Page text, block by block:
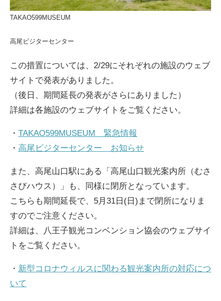
TAKAO599MUSEUM
高尾ビジターセンター
この措置については、2/29にそれぞれの施設のウェブ
サイトで発表がありました。
（後日、期間延長の発表がさらにありました）
詳細は各施設のウェブサイトをご覧ください。
・ TAKAO599MUSEUM 緊急情報
・ 高尾ビジターセンター お知らせ
また、高尾山口駅にある「高尾山口観光案内所（むさ
さびハウス）」も、同様に閉所となっています。
こちらも期間延長で、5月31日(日)まで閉所になりま
すのでご注意ください。
詳細は、八王子観光コンベンション協会のウェブサイ
トをご覧ください。
・ 新型コロナウィルスに関わる観光案内所の対応につ
いて